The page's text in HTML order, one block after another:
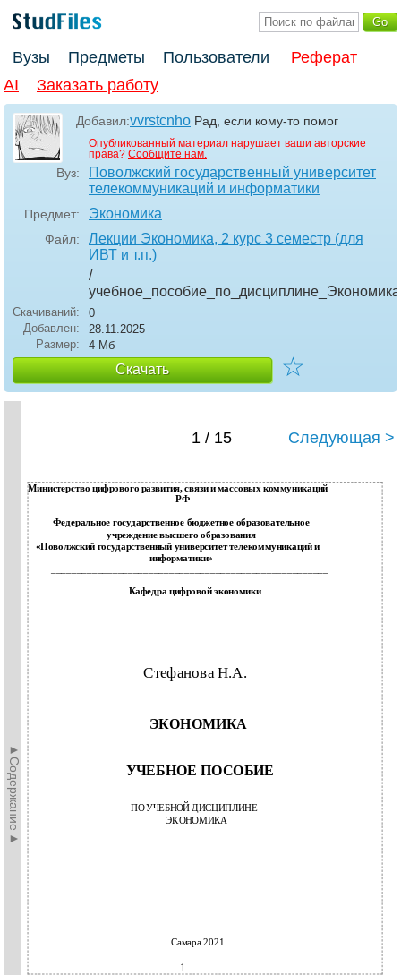
Вузы Предметы Пользователи
Реферат
AI
Заказать работу
Добавил:vvrstcnho Рад, если кому-то помог
Опубликованный материал нарушает ваши авторские
права? Сообщите нам.
Вуз:
Поволжский государственный университет
телекоммуникаций и информатики
Предмет: Экономика
Файл:
Лекции Экономика, 2 курс 3 семестр (для
ИВТ и т.п.)
/
Скачиваний:
0
Добавлен:
28.11.2025
Размер:
4 Мб
Скачать ☆
►Содержание►
1 / 15 Следующая >
Министерство цифрового развития, связи и массовых коммуникаций
РФ
Федеральное государственное бюджетное образовательное
учреждение высшего образования
«Поволжский государственный университет телекоммуникаций и
информатики»
Кафедра цифровой экономики
Стефанова Н.А.
ЭКОНОМИКА
УЧЕБНОЕ ПОСОБИЕ
ПО УЧЕБНОЙ ДИСЦИПЛИНЕ
ЭКОНОМИКА
Самара 2021
1